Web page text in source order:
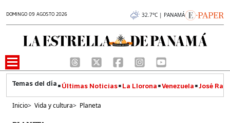
DOMINGO 09 AGOSTO 2026 32.7°C | PANAMÁ
Últimas Noticias La Llorona Venezuela José
Inicio> Vida y cultura> Planeta